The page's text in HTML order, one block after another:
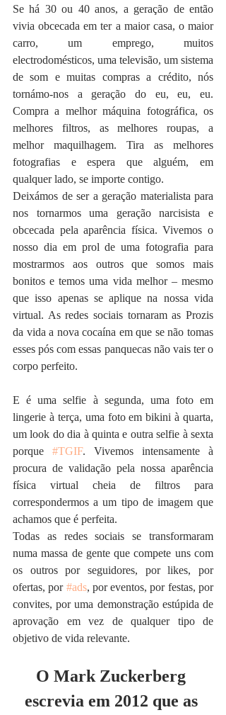
Se há 30 ou 40 anos, a geração de então
vivia obcecada em ter a maior casa, o maior
carro, um emprego, muitos
electrodomésticos, uma televisão, um sistema
de som e muitas compras a crédito, nós
tornámo-nos a geração do eu, eu, eu.
Compra a melhor máquina fotográfica, os
melhores filtros, as melhores roupas, a
melhor maquilhagem. Tira as melhores
fotografias e espera que alguém, em
qualquer lado, se importe contigo.
Deixámos de ser a geração materialista para
nos tornarmos uma geração narcisista e
obcecada pela aparência física. Vivemos o
nosso dia em prol de uma fotografia para
mostrarmos aos outros que somos mais
bonitos e temos uma vida melhor – mesmo
que isso apenas se aplique na nossa vida
virtual. As redes sociais tornaram as Prozis
da vida a nova cocaína em que se não tomas
esses pós com essas panquecas não vais ter o
corpo perfeito.
E é uma selfie à segunda, uma foto em
lingerie à terça, uma foto em bikini à quarta,
um look do dia à quinta e outra selfie à sexta
porque #TGIF. Vivemos intensamente à
procura de validação pela nossa aparência
física virtual cheia de filtros para
correspondermos a um tipo de imagem que
achamos que é perfeita.
Todas as redes sociais se transformaram
numa massa de gente que compete uns com
os outros por seguidores, por likes, por
ofertas, por #ads, por eventos, por festas, por
convites, por uma demonstração estúpida de
aprovação em vez de qualquer tipo de
objetivo de vida relevante.
O Mark Zuckerberg
escrevia em 2012 que as